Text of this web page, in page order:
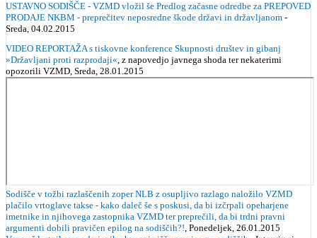
USTAVNO SODIŠČE - VZMD vložil še Predlog začasne odredbe za PREPOVED
PRODAJE NKBM - preprečitev neposredne škode državi in državljanom -
Sreda, 04.02.2015
VIDEO REPORTAŽA s tiskovne konference Skupnosti društev in gibanj
»Državljani proti razprodaji«, z napovedjo javnega shoda ter nekaterimi
opozorili VZMD, Sreda, 28.01.2015
Sodišče v tožbi razlaščenih zoper NLB z osupljivo razlago naložilo VZMD
plačilo vrtoglave takse - kako daleč še s poskusi, da bi izčrpali opeharjene
imetnike in njihovega zastopnika VZMD ter preprečili, da bi trdni pravni
argumenti dobili pravičen epilog na sodiščih?!, Ponedeljek, 26.01.2015